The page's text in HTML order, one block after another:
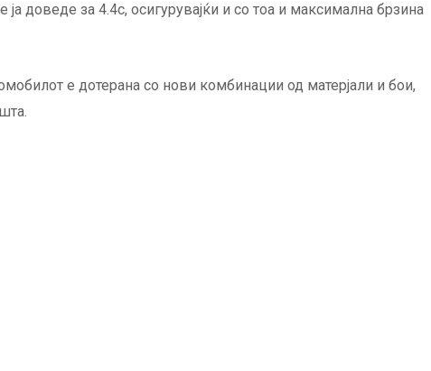
ја доведе за 4.4с, осигурувајќи и со тоа и максимална брзина
е дотерана со нови комбинации од матерјали и бои,